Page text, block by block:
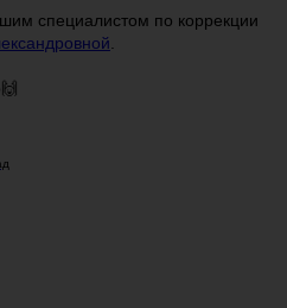
специалистом по коррекции